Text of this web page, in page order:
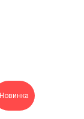
Новинка